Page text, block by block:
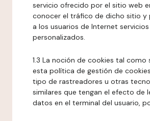
servicio ofrecido por el sitio web
conocer el tráfico de dicho sitio y
a los usuarios de Internet servicios
personalizados.
1.3 La noción de cookies tal como
esta política de gestión de
tipo de rastreadores u otras
similares que tengan el efecto de
datos en el terminal del usuario,